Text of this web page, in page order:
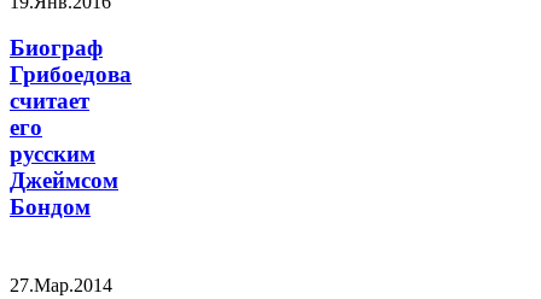
Биограф
Грибоедова
считает
его
русским
Джеймсом
Бондом
27.Мар.2014